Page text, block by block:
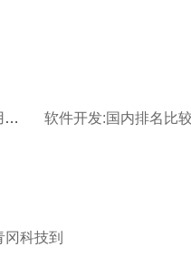
长沙app开发公司：长沙app开发费用多少？
科技到